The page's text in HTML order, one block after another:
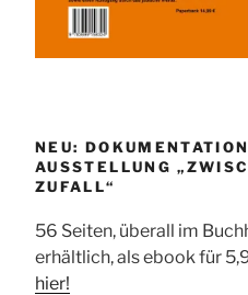
NEU:
AUSSTELLUNG
ZUFALL“
56 Seiten, überall im
erhältlich, als ebook für
hier!